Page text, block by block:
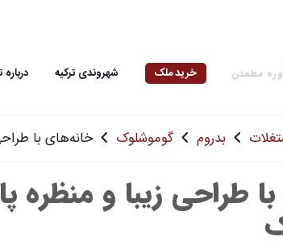
مطمئن خرید ملک شهروندی ترکیه درباره
بدروم گوموشلوک خانه‌های با
طراحی زیبا و منظره